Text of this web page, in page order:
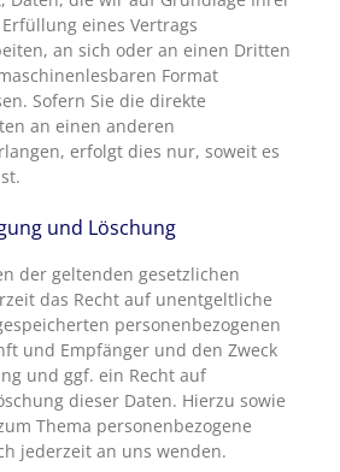
eines Vertrags
an sich oder an einen Dritten
Format
Sofern Sie die direkte
an einen anderen
erfolgt dies nur, soweit es
und Löschung
der geltenden gesetzlichen
das Recht auf unentgeltliche
personenbezogenen
und Empfänger und den Zweck
und ggf. ein Recht auf
dieser Daten. Hierzu sowie
Thema personenbezogene
jederzeit an uns wenden.